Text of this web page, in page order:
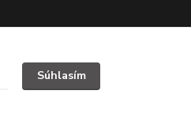
Súhlasím